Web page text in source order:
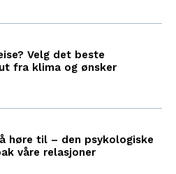
Velg det beste
fra klima og ønsker
høre til – den psykologiske
våre relasjoner